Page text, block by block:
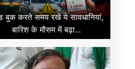
बुक करते समय रखें ये सावधानियां,
बारिश के मौसम में बढ़ा...